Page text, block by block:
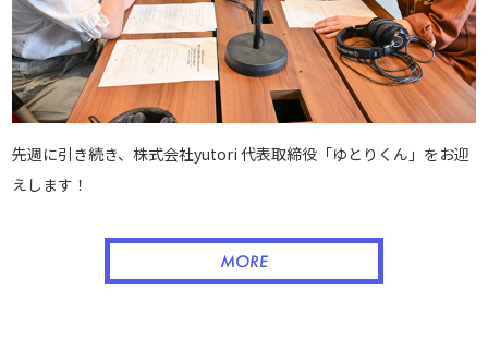
先週に引き続き、株式会社yutori 代表取締役「ゆとりくん」をお迎
えします！